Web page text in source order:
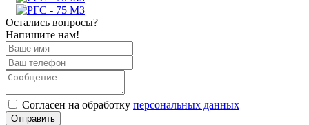
Остались вопросы?
Напишите нам!
Cогласен на обработку персональных данных
Отправить